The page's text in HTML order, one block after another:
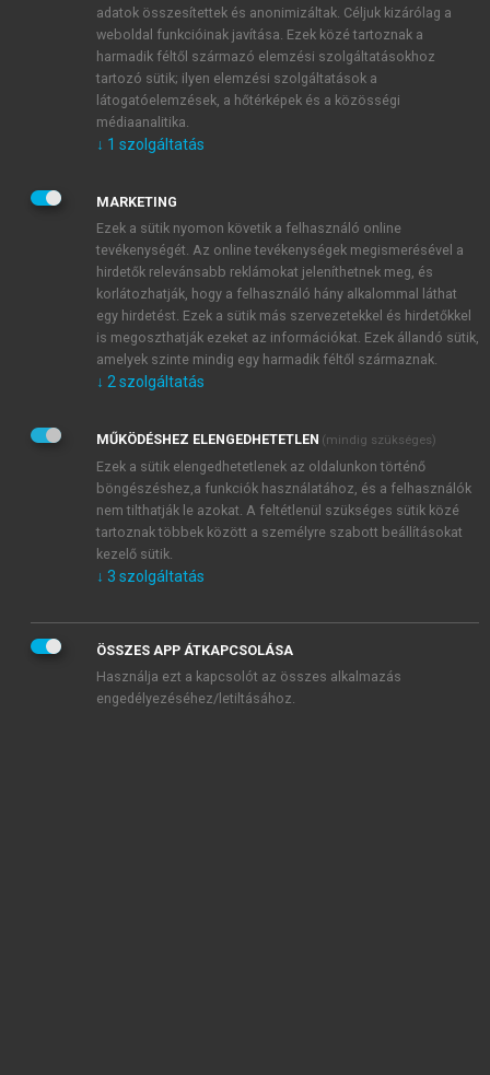
E-MAIL-CÍM
JELSZÓ
JELSZÓ ÚJRA
Kérek értesítést a MeRSZ újdonságairól, akcióiról.
Kérek értesítést az Akadémiai Kiadó Zrt. újdonságairól,
Adatkezelési tájékoztatóbanfoglaltakat tudomásul
veszem és elfogadom.
Általános vásárlási feltételeket, valamint a szotar.netés a
mersz.huoldalak licencszerződéseiben foglaltakat
tudomásul veszem és elfogadom.
KIPRÓBÁLOM
adatok összesítettek és anonimizáltak. Céljuk kizárólag a
weboldal funkcióinak javítása. Ezek közé tartoznak a
harmadik féltől származó elemzési szolgáltatásokhoz
tartozó sütik; ilyen elemzési szolgáltatások a
látogatóelemzések, a hőtérképek és a közösségi
médiaanalitika.
↓ 1 szolgáltatás
MARKETING
Ezek a sütik nyomon követik a felhasználó online
tevékenységét. Az online tevékenységek megismerésével a
hirdetők relevánsabb reklámokat jeleníthetnek meg, és
korlátozhatják, hogy a felhasználó hány alkalommal láthat
egy hirdetést. Ezek a sütik más szervezetekkel és hirdetőkkel
is megoszthatják ezeket az információkat. Ezek állandó sütik,
amelyek szinte mindig egy harmadik féltől származnak.
↓ 2 szolgáltatás
MŰKÖDÉSHEZ ELENGEDHETETLEN (mindig szükséges)
Ezek a sütik elengedhetetlenek az oldalunkon történő
böngészéshez,a funkciók használatához, és a felhasználók
nem tilthatják le azokat. A feltétlenül szükséges sütik közé
tartoznak többek között a személyre szabott beállításokat
kezelő sütik.
↓ 3 szolgáltatás
ÖSSZES APP ÁTKAPCSOLÁSA
Használja ezt a kapcsolót az összes alkalmazás
engedélyezéséhez/letiltásához.